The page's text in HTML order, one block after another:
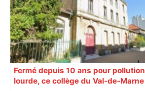
Fermé depuis 10 ans pour pollution
lourde, ce collège du Val-de-Marne